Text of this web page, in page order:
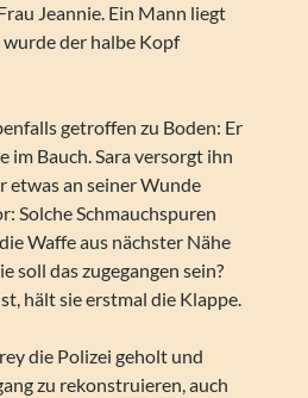
Jeannie. Ein Mann liegt
der halbe Kopf
getroffen zu Boden: Er
im Bauch. Sara versorgt ihn
etwas an seiner Wunde
Solche Schmauchspuren
Waffe aus nächster Nähe
soll das zugegangen sein?
hält sie erstmal die Klappe.
die Polizei geholt und
zu rekonstruieren, auch